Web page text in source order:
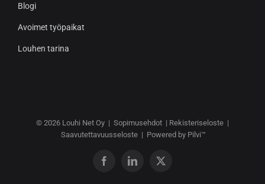
Blogi
Avoimet työpaikat
Louhen tarina
© 2026 Louhi Net Oy | Sopimusehdot | Rekisteriseloste |
Saavutettavuusseloste | Powered by Pilvi™
FacebookLinkedIn
X